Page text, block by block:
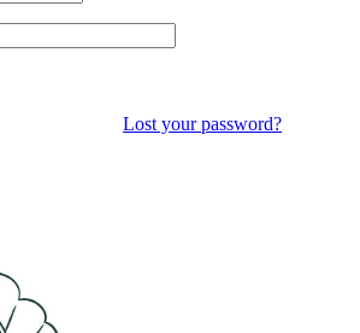
Lost your password?